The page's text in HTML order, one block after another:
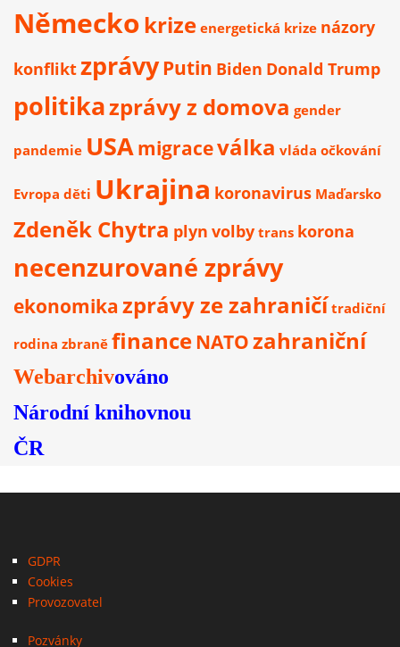
Německokrize energetická krize názory
konfliktzprávyPutin Biden Donald Trump
politikazprávy z domova gender
pandemie USAmigraceválka vláda očkování
Evropa děti Ukrajina koronavirus Maďarsko
Zdeněk Chytra plyn volby trans korona
necenzurované zprávy
ekonomikazprávy ze zahraničí tradiční
rodina zbraně financeNATOzahraniční
Webarchivováno
Národní knihovnou
ČR
GDPR
Cookies
Provozovatel
Pozvánky